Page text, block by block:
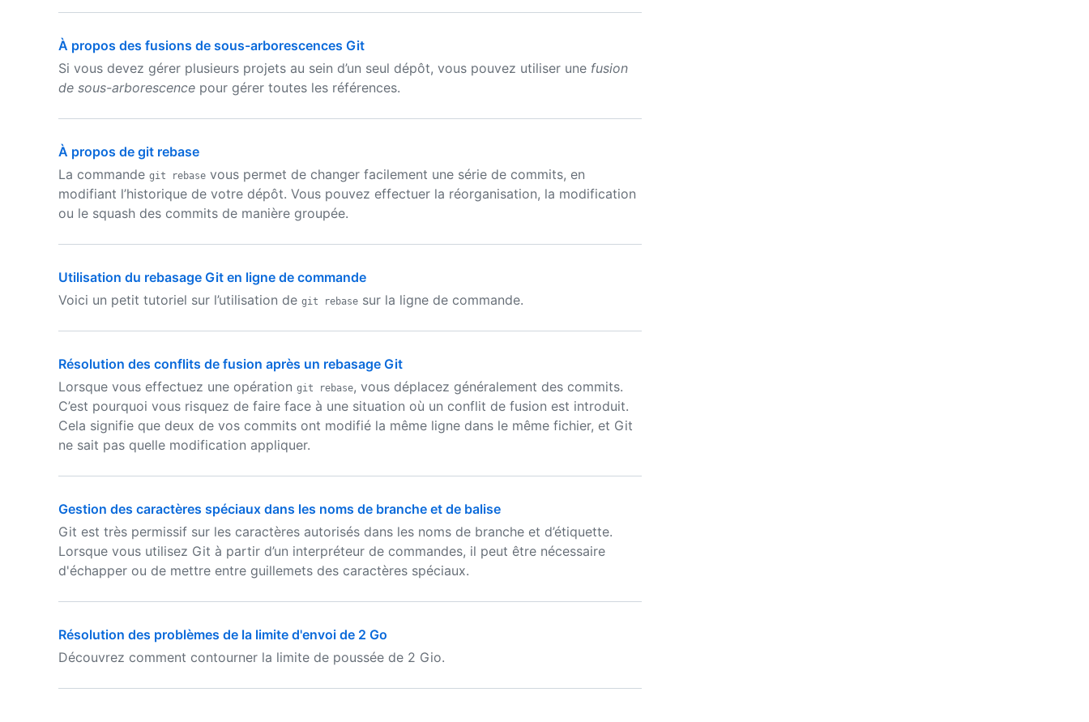
À propos des fusions de sous-arborescences Git
Si vous devez gérer plusieurs projets au sein d’un seul dépôt, vous pouvez utiliser une fusion
de sous-arborescence pour gérer toutes les références.
À propos de git rebase
La commande git rebase vous permet de changer facilement une série de commits, en
modifiant l’historique de votre dépôt. Vous pouvez effectuer la réorganisation, la modification
ou le squash des commits de manière groupée.
Utilisation du rebasage Git en ligne de commande
Voici un petit tutoriel sur l’utilisation de git rebase sur la ligne de commande.
Résolution des conflits de fusion après un rebasage Git
Lorsque vous effectuez une opération git rebase, vous déplacez généralement des commits.
C’est pourquoi vous risquez de faire face à une situation où un conflit de fusion est introduit.
Cela signifie que deux de vos commits ont modifié la même ligne dans le même fichier, et Git
ne sait pas quelle modification appliquer.
Gestion des caractères spéciaux dans les noms de branche et de balise
Git est très permissif sur les caractères autorisés dans les noms de branche et d’étiquette.
Lorsque vous utilisez Git à partir d’un interpréteur de commandes, il peut être nécessaire
d'échapper ou de mettre entre guillemets des caractères spéciaux.
Résolution des problèmes de la limite d'envoi de 2 Go
Découvrez comment contourner la limite de poussée de 2 Gio.